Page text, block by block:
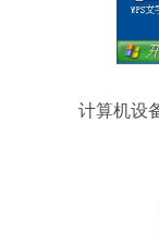
计算机设